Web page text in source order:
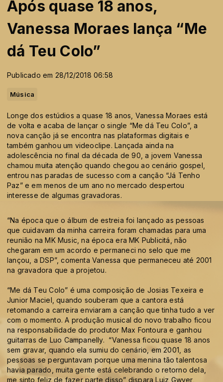
Após quase 18 anos,
Vanessa Moraes lança “Me
dá Teu Colo”
Publicado em 28/12/2018 06:58
Música
Longe dos estúdios a quase 18 anos, Vanessa Moraes está
de volta e acaba de lançar o single “Me dá Teu Colo”, a
nova canção já se encontra nas plataformas digitais e
também ganhou um videoclipe. Lançada ainda na
adolescência no final da década de 90, a jovem Vanessa
chamou muita atenção quando chegou ao cenário gospel,
entrou nas paradas de sucesso com a canção “Já Tenho
Paz” e em menos de um ano no mercado despertou
interesse de algumas gravadoras.
“Na época que o álbum de estreia foi lançado as pessoas
que cuidavam da minha carreira foram chamadas para uma
reunião na MK Music, na época era MK Publicitá, não
chegaram em um acordo e permaneci no selo que me
lançou, a DSP”, comenta Vanessa que permaneceu até 2001
na gravadora que a projetou.
“Me dá Teu Colo” é uma composição de Josias Texeira e
Junior Maciel, quando souberam que a cantora está
retomando a carreira enviaram a canção que tinha tudo a ver
com o momento. A produção musical do novo trabalho ficou
na responsabilidade do produtor Max Fontoura e ganhou
guitarras de Luo Campanelly. “Vanessa ficou quase 18 anos
sem gravar, quando ela sumiu do cenário, em 2001, as
pessoas se perguntavam porque uma menina tão talentosa
havia parado, muita gente está celebrando o retorno dela,
me sinto feliz de fazer parte disso” dispara Luiz Gwyer,